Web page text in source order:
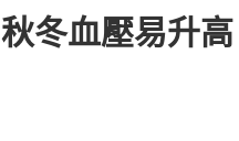
秋冬血壓易升